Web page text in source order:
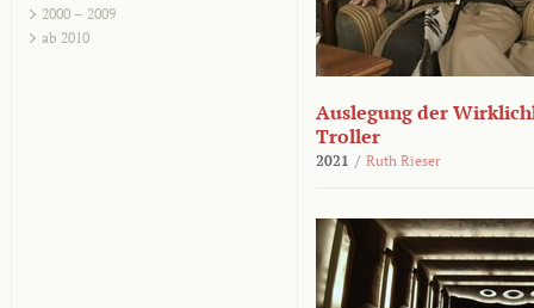
2000 – 2009
ab 2010
Auslegung der
Troller
2021 / Ruth Rieser